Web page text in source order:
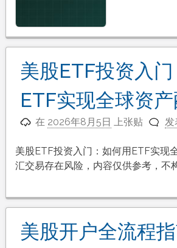
美股ETF投资入
ETF实现全球资
在 2026年8月5日 上张贴 发
美股ETF投资入门：如何用ETF实
汇交易存在风险，内容仅供参考，不
美股开户全流程